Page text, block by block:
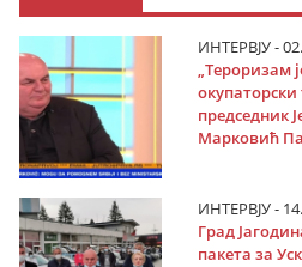
ИНТЕРВЈУ -
„Тероризам
окупаторски
председник
Марковић
ИНТЕРВЈУ -
Град
пакета за